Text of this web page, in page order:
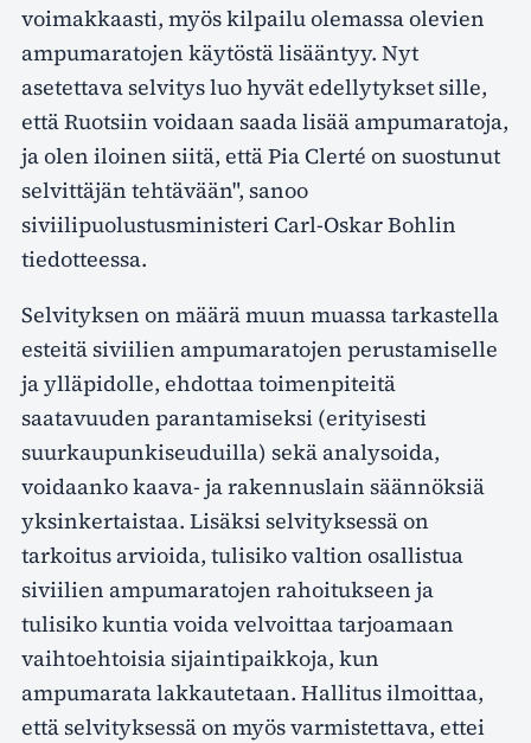
voimakkaasti, myös kilpailu olemassa olevien
ampumaratojen käytöstä lisääntyy. Nyt
asetettava selvitys luo hyvät edellytykset sille,
että Ruotsiin voidaan saada lisää ampumaratoja,
ja olen iloinen siitä, että Pia Clerté on suostunut
selvittäjän tehtävään", sanoo
siviilipuolustusministeri Carl-Oskar Bohlin
tiedotteessa.
Selvityksen on määrä muun muassa tarkastella
esteitä siviilien ampumaratojen perustamiselle
ja ylläpidolle, ehdottaa toimenpiteitä
saatavuuden parantamiseksi (erityisesti
suurkaupunkiseuduilla) sekä analysoida,
voidaanko kaava- ja rakennuslain säännöksiä
yksinkertaistaa. Lisäksi selvityksessä on
tarkoitus arvioida, tulisiko valtion osallistua
siviilien ampumaratojen rahoitukseen ja
tulisiko kuntia voida velvoittaa tarjoamaan
vaihtoehtoisia sijaintipaikkoja, kun
ampumarata lakkautetaan. Hallitus ilmoittaa,
että selvityksessä on myös varmistettava, ettei